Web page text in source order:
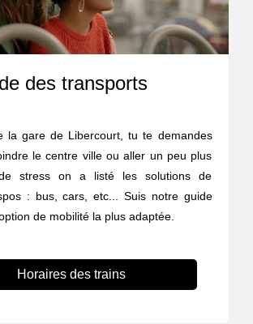
des transports
la gare de Libercourt, tu te demandes
le centre ville ou aller un peu plus
stress on a listé les solutions de
: bus, cars, etc... Suis notre guide
de mobilité la plus adaptée.
Horaires des trains